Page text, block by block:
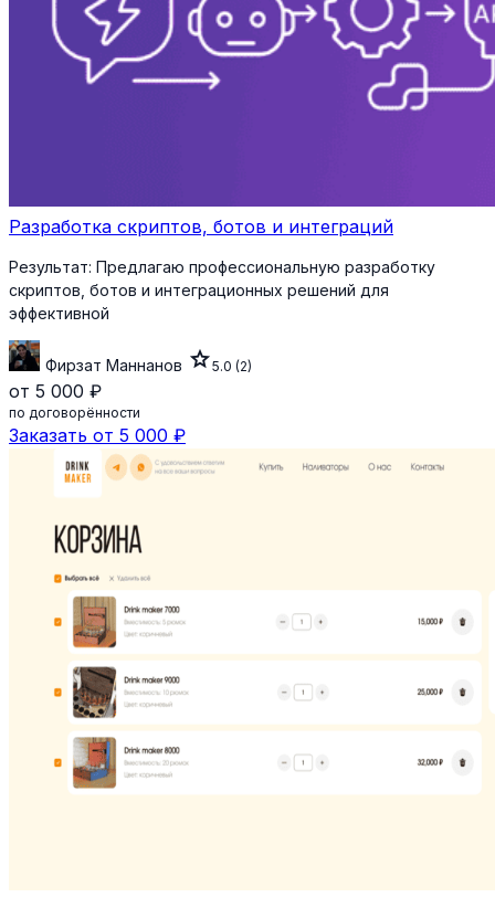
Разработка скриптов, ботов и интеграций
Результат: Предлагаю профессиональную разработку
скриптов, ботов и интеграционных решений для
эффективной
Фирзат Маннанов star5.0 (2)
от 5 000 ₽
по договорённости
Заказать от 5 000 ₽